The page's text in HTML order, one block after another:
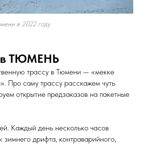
в 2022 году
ТЮМЕНЬ
трассу в Тюмени — «мекке
Про саму трассу расскажем чуть
открытие предзаказов на пакетные
Каждый день несколько часов
зимнего дрифта, контраварийного,